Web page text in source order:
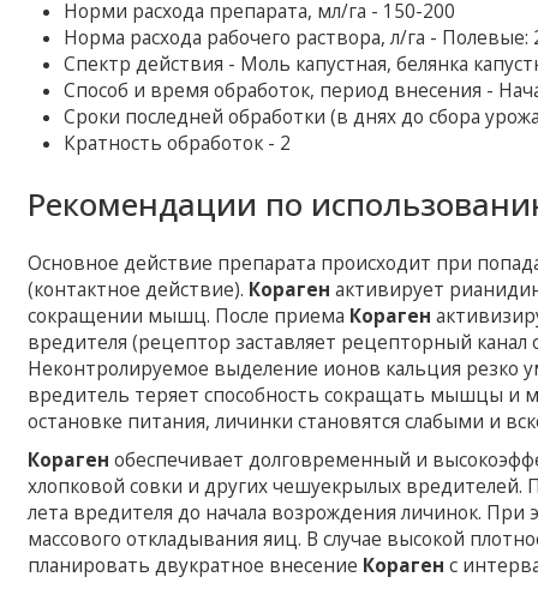
Норми расхода препарата, мл/га - 150-200
Норма расхода рабочего раствора, л/га -
Спектр действия - Моль капустная, белянка
Способ и время обработок, период внесения -
Сроки последней обработки (в днях до сбора
Кратность обработок - 2
Рекомендации по
Основное действие препарата происходит при
(контактное действие). Кораген активирует
сокращении мышц. После приема Кораген
вредителя (рецептор заставляет рецепторный
Неконтролируемое выделение ионов кальция резко
вредитель теряет способность сокращать мышцы и
остановке питания, личинки становятся слабыми и
Кораген обеспечивает долговременный и
хлопковой совки и других чешуекрылых
лета вредителя до начала возрождения личинок.
массового откладывания яиц. В случае высокой
планировать двукратное внесение Кораген с